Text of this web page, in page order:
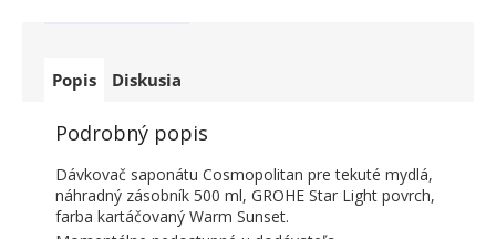
Popis Diskusia
Podrobný popis
Dávkovač saponátu Cosmopolitan pre tekuté mydlá,
náhradný zásobník 500 ml, GROHE Star Light povrch,
farba kartáčovaný Warm Sunset.